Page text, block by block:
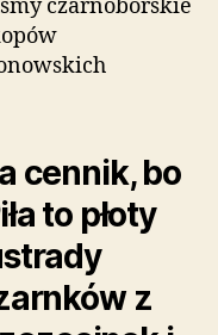
czarnoborskie
cennik, bo
to płoty
z